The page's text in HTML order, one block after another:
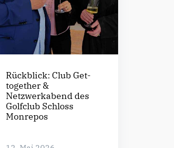
Rückblick: Club Get-
together &
Netzwerkabend des
Golfclub Schloss
Monrepos